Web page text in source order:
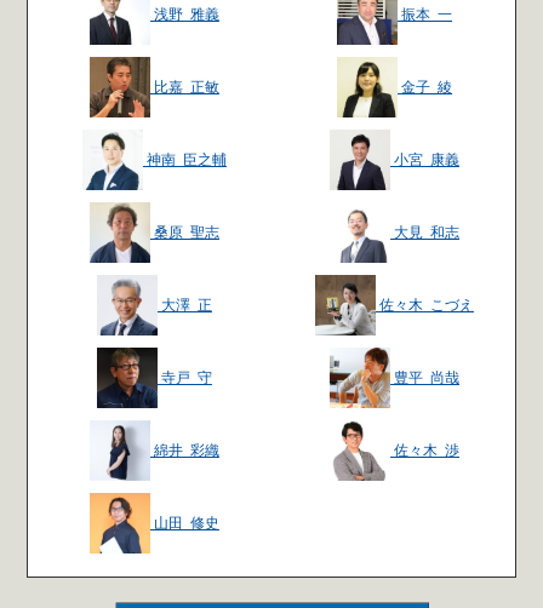
浅野 雅義 振本 一
比嘉 正敏 金子 綾
神南 臣之輔 小宮 康義
桑原 聖志 大見 和志
大澤 正 佐々木 こづえ
寺戸 守 豊平 尚哉
綿井 彩織 佐々木 渉
山田 修史